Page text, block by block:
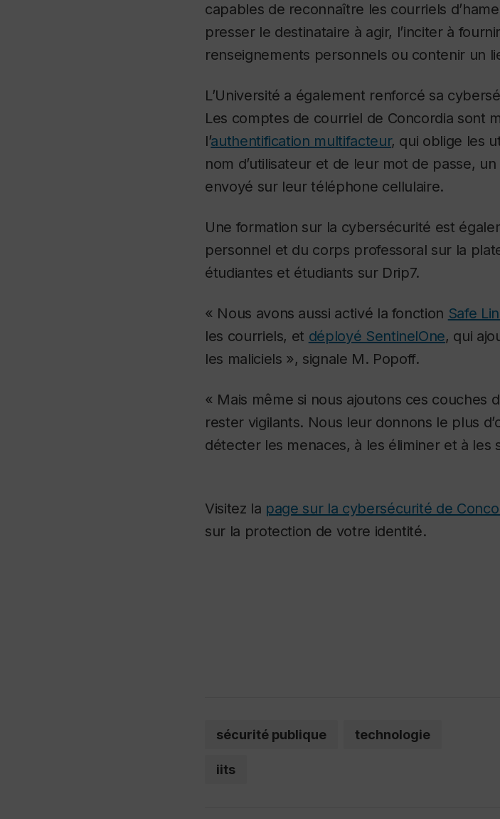
capables de reconnaître les courriels
presser le destinataire à agir, l’inciter à
renseignements personnels ou contenir un
L’Université a également renforcé sa
Les comptes de courriel de Concordia sont
l’authentification multifacteur, qui oblige les
nom d’utilisateur et de leur mot de passe,
envoyé sur leur téléphone cellulaire.
Une formation sur la cybersécurité est
personnel et du corps professoral sur la
étudiantes et étudiants sur Drip7.
« Nous avons aussi activé la fonction Safe
les courriels, et déployé SentinelOne, qui
les maliciels », signale M. Popoff.
« Mais même si nous ajoutons ces couches
rester vigilants. Nous leur donnons le plus
détecter les menaces, à les éliminer et à les
Visitez la page sur la cybersécurité de
sur la protection de votre identité.
sécurité publique technologie
iits